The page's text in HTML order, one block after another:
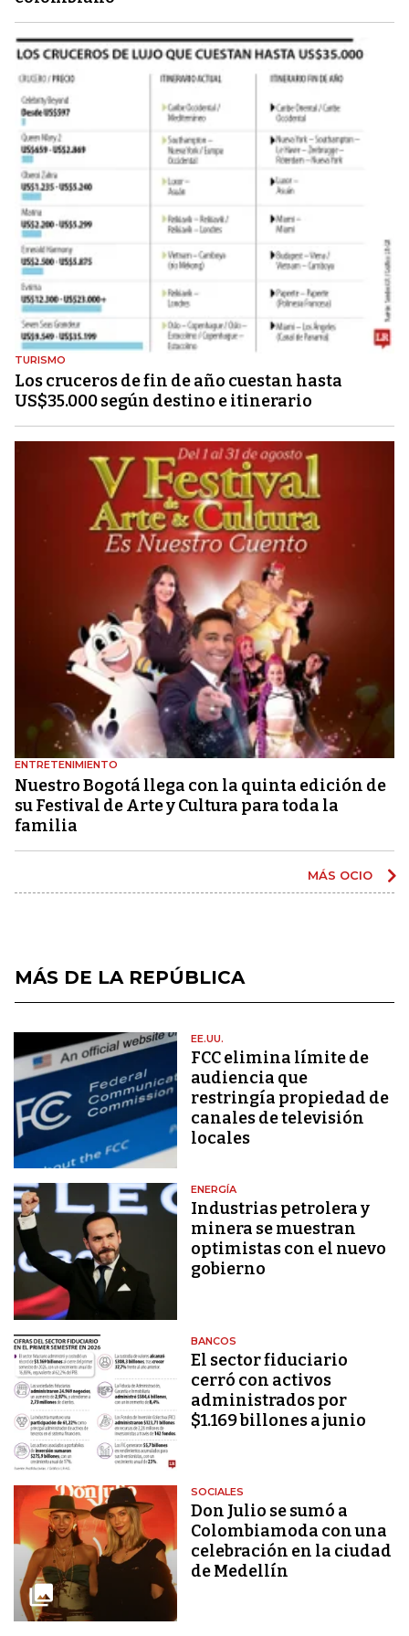
TURISMO
Los cruceros de fin de año cuestan hasta
US$35.000 según destino e itinerario
ENTRETENIMIENTO
Nuestro Bogotá llega con la quinta edición de
su Festival de Arte y Cultura para toda la
familia
MÁS OCIO
MÁS DE LA REPÚBLICA
EE.UU.
FCC elimina límite de
audiencia que
restringía propiedad de
canales de televisión
locales
ENERGÍA
Industrias petrolera y
minera se muestran
optimistas con el nuevo
gobierno
BANCOS
El sector fiduciario
cerró con activos
administrados por
$1.169 billones a junio
SOCIALES
Don Julio se sumó a
Colombiamoda con una
celebración en la ciudad
de Medellín